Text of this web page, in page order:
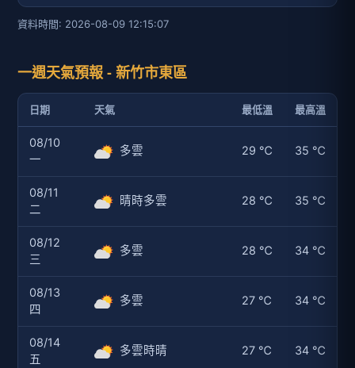
資料時間: 2026-08-09 12:15:07
一週天氣預報 - 新竹市東區
日期 天氣 最低溫 最高溫
08/10
一
多雲 29 ℃ 35 ℃
08/11
二
晴時多雲 28 ℃ 35 ℃
08/12
三
多雲 28 ℃ 34 ℃
08/13
四
多雲 27 ℃ 34 ℃
08/14
五
多雲時晴 27 ℃ 34 ℃